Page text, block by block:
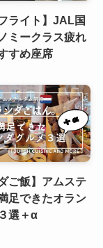
ライト】JAL国
ミークラス疲れ
すめ座席
ご飯】アムステ
足できたオラン
選＋α